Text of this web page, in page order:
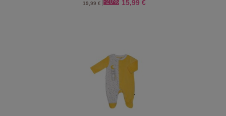
19,99 € 15,99 €